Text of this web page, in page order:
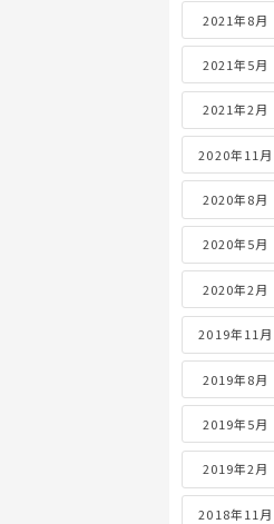
2021年8月
2021年5月
2021年2月
2020年11月
2020年8月
2020年5月
2020年2月
2019年11月
2019年8月
2019年5月
2019年2月
2018年11月